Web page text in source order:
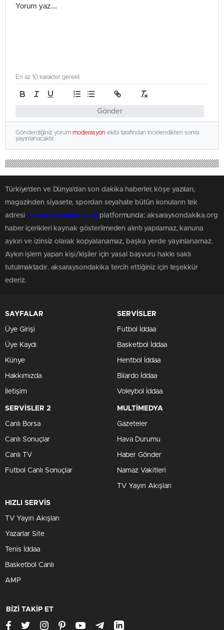
Gönder
En az 10 karakter gerekli
Gönderdiğiniz yorum moderasyon ekibi tarafından incelendikten sonra
yayınlanacaktır.
Türkiye'den ve Dünya’dan son dakika haberler, köşe yazıları,
magazinden siyasete, spordan seyahate bütün konuların tek
adresiaksaraysondakika.org platformunda; aksaraysondakika.org
haber içerikleri kaynak gösterilmeden alıntı yapılamaz, kanuna
aykırı ve izinsiz olarak kopyalanamaz, başka yerde yayınlanamaz.
Aykırı işlem yapan kişi/kişiler için yasal başvuru hakkı saklı
tutulmaktadır. aksaraysondakika tercih ettiğiniz için teşekkür
ederiz.
SAYFALAR
Üye Girişi
Üye Kaydı
Künye
Hakkımızda
İletişim
SERVİSLER
Futbol İddaa
Basketbol İddaa
Hentbol İddaa
Bilardo İddaa
Voleybol İddaa
SERVİSLER 2
Canlı Borsa
Canlı Sonuçlar
Canlı TV
Futbol Canlı Sonuçlar
MULTİMEDYA
Gazeteler
Hava Durumu
Haber Gönder
Namaz Vakitleri
TV Yayın Akışları
HIZLI SERVİS
TV Yayın Akışları
Yazarlar Site
Tenis İddaa
Basketbol Canlı
AMP
BİZİ TAKİP ET